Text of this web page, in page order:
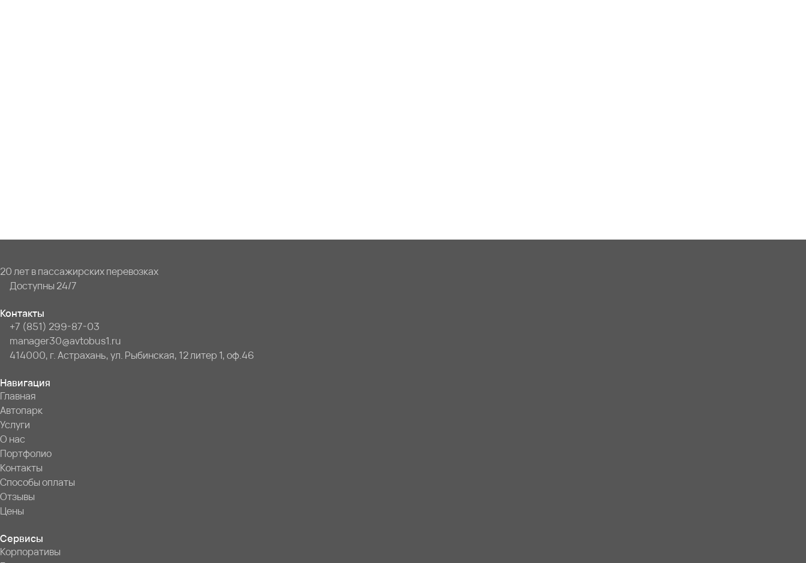
20 лет в пассажирских перевозках
Доступны 24/7
Контакты
+7 (851) 299-87-03
manager30@avtobus1.ru
414000, г. Астрахань, ул. Рыбинская, 12 литер 1, оф.46
Навигация
Главная
Автопарк
Услуги
О нас
Портфолио
Контакты
Способы оплаты
Отзывы
Цены
Сервисы
Корпоративы